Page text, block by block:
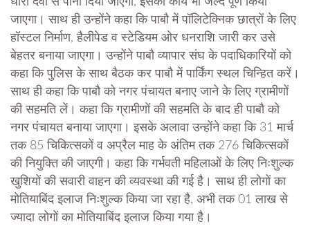
जाएगा। साथ ही उन्होंने कहा कि पाबौ में पॉलिटेक्निक छात्रों के लिए
हॉस्टल निर्माण, हैलीपेड व स्टेडियम ओर धनराशि जारी कर उसे
बेहतर बनाया जाएगा। उन्होंने पाबौ व्यापार संघ के पदाधिकारियों को
कहा कि पुलिस के साथ बैठक कर पाबौ में पार्किंग स्थल चिन्हित करें।
साथ ही कहा कि पाबौ को नगर पंचायत बनाए जाने के लिए ग्रामीणों
की सहमति लें। कहा कि ग्रामीणों की सहमति के बाद ही पाबौ को
नगर पंचायत बनाया जाएगा। इसके अलावा उन्होंने कहा कि 31 मार्च
तक 85 चिकित्सकों व अप्रैल माह के अंतिम तक 276 चिकित्सकों
की नियुक्ति की जाएगी। कहा कि गर्भवती महिलाओं के लिए निःशुल्क
खुशियों की सवारी वाहन की व्यवस्था की गई है। साथ ही लोगों का
मोतियाबिंद इलाज निःशुल्क किया जा रहा है, अभी तक 01 लाख से
ज्यादा लोगों का मोतियाबिंद इलाज किया गया है।